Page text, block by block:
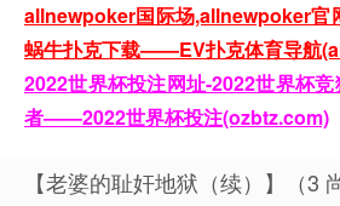
allnewpoker国际场,allnewpoker官
蜗牛扑克下载——EV扑克体育导航
2022世界杯投注网址-2022世界杯
者——2022世界杯投注(ozbtz.com)
【老婆的耻奸地狱（续）】（3